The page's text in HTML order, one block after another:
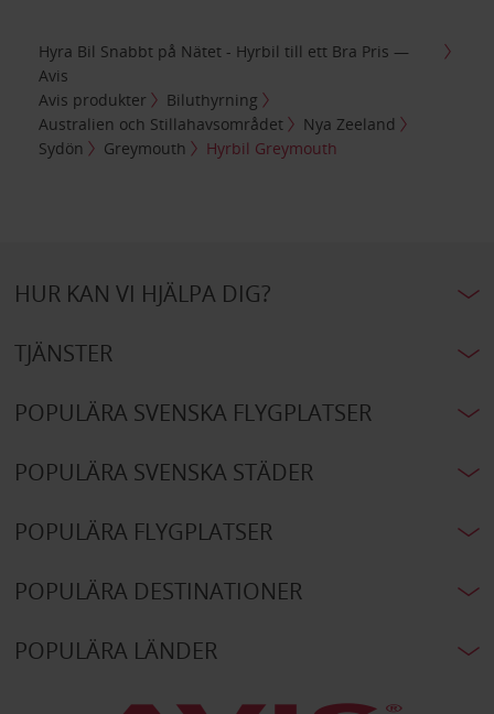
Hyra Bil Snabbt på Nätet - Hyrbil till ett Bra Pris —
Avis
Avis produkter
Biluthyrning
Australien och Stillahavsområdet
Nya Zeeland
Sydön
Greymouth Hyrbil Greymouth
HUR KAN VI HJÄLPA DIG?
TJÄNSTER
POPULÄRA SVENSKA FLYGPLATSER
POPULÄRA SVENSKA STÄDER
POPULÄRA FLYGPLATSER
POPULÄRA DESTINATIONER
POPULÄRA LÄNDER